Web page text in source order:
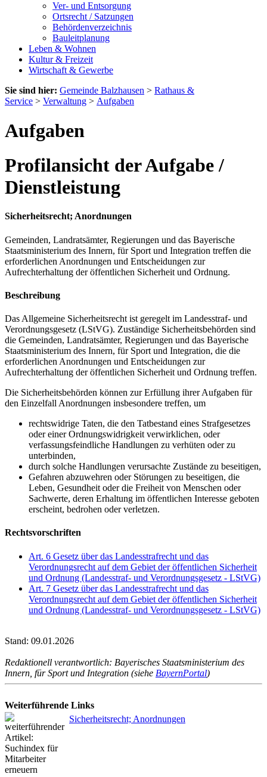
Ver- und Entsorgung
Ortsrecht / Satzungen
Behördenverzeichnis
Bauleitplanung
Leben & Wohnen
Kultur & Freizeit
Wirtschaft & Gewerbe
Sie sind hier: Gemeinde Balzhausen > Rathaus &
Service > Verwaltung > Aufgaben
Aufgaben
Profilansicht der Aufgabe /
Dienstleistung
Sicherheitsrecht; Anordnungen
Gemeinden, Landratsämter, Regierungen und das Bayerische
Staatsministerium des Innern, für Sport und Integration treffen die
erforderlichen Anordnungen und Entscheidungen zur
Aufrechterhaltung der öffentlichen Sicherheit und Ordnung.
Beschreibung
Das Allgemeine Sicherheitsrecht ist geregelt im Landesstraf- und
Verordnungsgesetz (LStVG). Zuständige Sicherheitsbehörden sind
die Gemeinden, Landratsämter, Regierungen und das Bayerische
Staatsministerium des Innern, für Sport und Integration, die die
erforderlichen Anordnungen und Entscheidungen zur
Aufrechterhaltung der öffentlichen Sicherheit und Ordnung treffen.
Die Sicherheitsbehörden können zur Erfüllung ihrer Aufgaben für
den Einzelfall Anordnungen insbesondere treffen, um
rechtswidrige Taten, die den Tatbestand eines Strafgesetzes
oder einer Ordnungswidrigkeit verwirklichen, oder
verfassungsfeindliche Handlungen zu verhüten oder zu
unterbinden,
durch solche Handlungen verursachte Zustände zu beseitigen,
Gefahren abzuwehren oder Störungen zu beseitigen, die
Leben, Gesundheit oder die Freiheit von Menschen oder
Sachwerte, deren Erhaltung im öffentlichen Interesse geboten
erscheint, bedrohen oder verletzen.
Rechtsvorschriften
Art. 6 Gesetz über das Landesstrafrecht und das
Verordnungsrecht auf dem Gebiet der öffentlichen Sicherheit
und Ordnung (Landesstraf- und Verordnungsgesetz - LStVG)
Art. 7 Gesetz über das Landesstrafrecht und das
Verordnungsrecht auf dem Gebiet der öffentlichen Sicherheit
und Ordnung (Landesstraf- und Verordnungsgesetz - LStVG)
Stand: 09.01.2026
Redaktionell verantwortlich: Bayerisches Staatsministerium des
Innern, für Sport und Integration (siehe BayernPortal)
Weiterführende Links
Sicherheitsrecht; Anordnungen